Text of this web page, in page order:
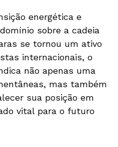
energética e
sobre a cadeia
se tornou um ativo
internacionais, o
não apenas uma
mas também
sua posição em
vital para o futuro